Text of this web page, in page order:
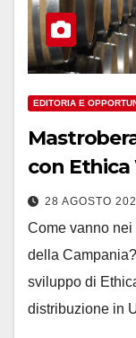
EDITORIA E
con Ethica
28 AGOSTO
Come vanno
della
sviluppo di
distribuzione in